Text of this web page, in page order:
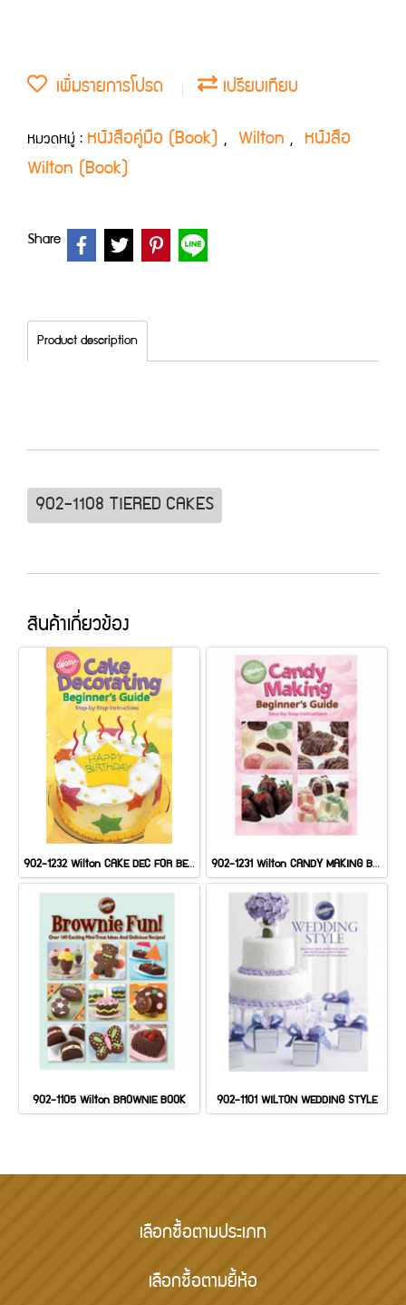
เพิ่มรายการโปรด เปรียบเทียบ
หมวดหมู่ : หนังสือคู่มือ (Book) , Wilton , หนังสือ
Wilton (Book)
Share
Product description
902-1108 TIERED CAKES
สินค้าเกี่ยวข้อง
902-1232 Wilton CAKE DEC FOR BEGINNERS GUIDE 902-1231 Wilton CANDY MAKING BEGINNERS GUIDE
902-1105 Wilton BROWNIE BOOK 902-1101 WILTON WEDDING STYLE
เลือกซื้อตามประเภท
เลือกซื้อตามยี้ห้อ